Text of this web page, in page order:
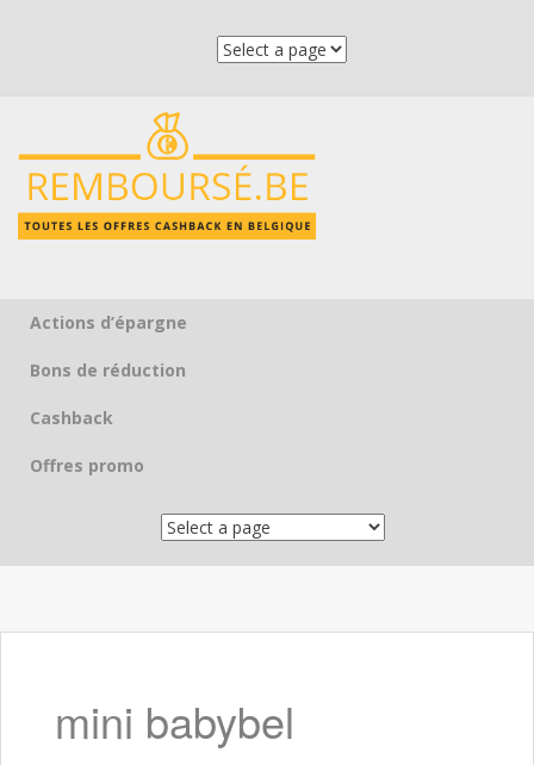
Skip to content
Actions d’épargne
Bons de réduction
Cashback
Offres promo
mini babybel